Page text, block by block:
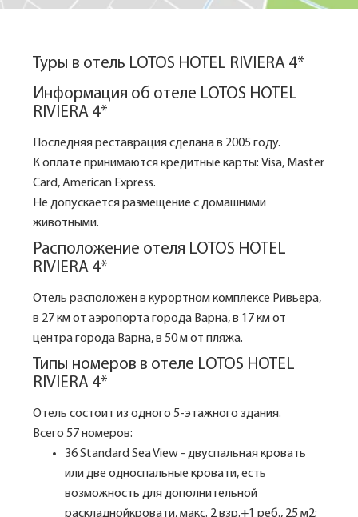
Туры в отель LOTOS HOTEL RIVIERA 4*
Информация об отеле LOTOS HOTEL
RIVIERA 4*
Последняя реставрация сделана в 2005 году.
К оплате принимаются кредитные карты: Visa, Master
Card, American Express.
Не допускается размещение с домашними
животными.
Расположение отеля LOTOS HOTEL
RIVIERA 4*
Отель расположен в курортном комплексе Ривьера,
в 27 км от аэропорта города Варна, в 17 км от
центра города Варна, в 50 м от пляжа.
Типы номеров в отеле LOTOS HOTEL
RIVIERA 4*
Отель состоит из одного 5-этажного здания.
Всего 57 номеров:
36 Standard Sea View - двуспальная кровать
или две односпальные кровати, есть
возможность для дополнительной
раскладнойкровати, макс. 2 взр.+1 реб., 25 м2;